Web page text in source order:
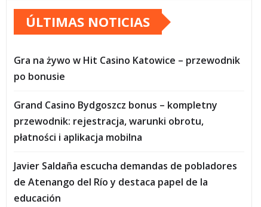
ÚLTIMAS NOTICIAS
Gra na żywo w Hit Casino Katowice – przewodnik
po bonusie
Grand Casino Bydgoszcz bonus – kompletny
przewodnik: rejestracja, warunki obrotu,
płatności i aplikacja mobilna
Javier Saldaña escucha demandas de pobladores
de Atenango del Río y destaca papel de la
educación